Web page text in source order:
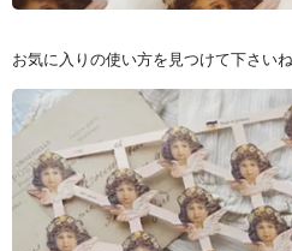
お気に入りの使い方を見つけて下さいね